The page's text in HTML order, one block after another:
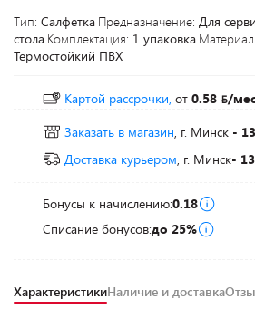
Тип: Салфетка Предназначение: Для
стола Комплектация: 1 упаковка Материал:
Термостойкий ПВХ
Картой рассрочки, от 0.58
/
Заказать в магазин, г. Минск -
Доставка курьером, г. Минск-
Бонусы к начислению:0.18
Списание бонусов:до 25%
ХарактеристикиНаличие и доставка